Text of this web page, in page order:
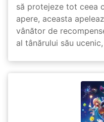
să protejeze tot ceea
apere, aceasta
vânător de
al tânărului său